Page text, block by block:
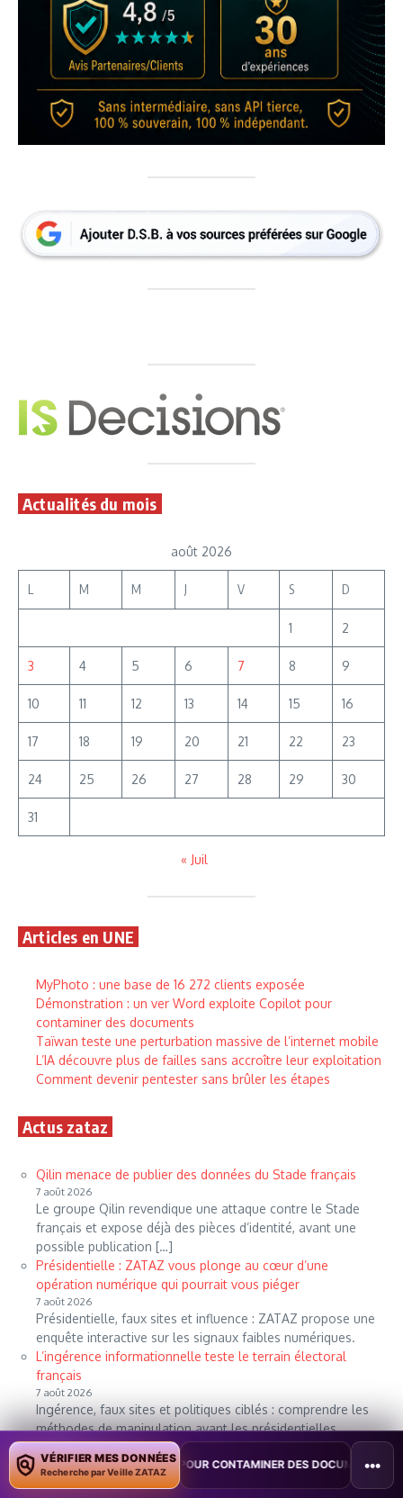
Actualités du mois
août 2026
L M M J V S D
1 2
3 4 5 6 7 8 9
10 11 12 13 14 15 16
17 18 19 20 21 22 23
24 25 26 27 28 29 30
31
« Juil
Articles en UNE
MyPhoto : une base de 16 272 clients exposée
Démonstration : un ver Word exploite Copilot pour
contaminer des documents
Taïwan teste une perturbation massive de l’internet mobile
L’IA découvre plus de failles sans accroître leur exploitation
Comment devenir pentester sans brûler les étapes
Actus zataz
Qilin menace de publier des données du Stade français
7 août 2026
Le groupe Qilin revendique une attaque contre le Stade
français et expose déjà des pièces d’identité, avant une
possible publication […]
Présidentielle : ZATAZ vous plonge au cœur d’une
opération numérique qui pourrait vous piéger
7 août 2026
Présidentielle, faux sites et influence : ZATAZ propose une
enquête interactive sur les signaux faibles numériques.
L’ingérence informationnelle teste le terrain électoral
français
7 août 2026
Ingérence, faux sites et politiques ciblés : comprendre les
méthodes de manipulation avant les présidentielles.
Commerce pirate : un cybercriminel vend des dizaines de
téraoctets de données
7 août 2026
VÉRIFIER MES DONNÉES
Recherche par Veille ZATAZ
POUR CONTAMINER DES DOCUMENTS • TAÏWAN TESTE UNE•••